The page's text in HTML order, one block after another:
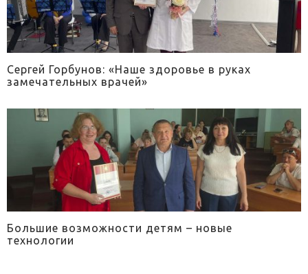
Сергей Горбунов: «Наше здоровье в руках
замечательных врачей»
Большие возможности детям – новые
технологии